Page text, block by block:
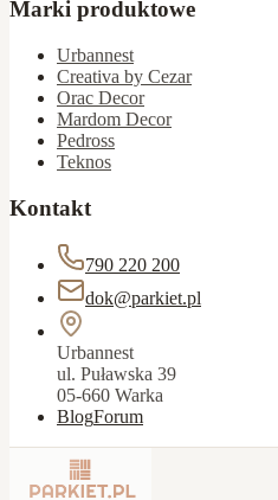
Marki produktowe
Urbannest
Creativa by Cezar
Orac Decor
Mardom Decor
Pedross
Teknos
Kontakt
790 220 200
dok@parkiet.pl
Urbannest
ul. Puławska 39
05-660 Warka
BlogForum